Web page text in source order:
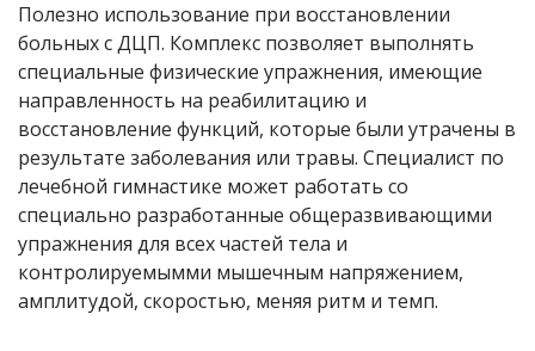
Полезно использование при восстановлении
больных с ДЦП. Комплекс позволяет выполнять
специальные физические упражнения, имеющие
направленность на реабилитацию и
восстановление функций, которые были утрачены в
результате заболевания или травы. Специалист по
лечебной гимнастике может работать со
специально разработанные общеразвивающими
упражнения для всех частей тела и
контролируемымми мышечным напряжением,
амплитудой, скоростью, меняя ритм и темп.